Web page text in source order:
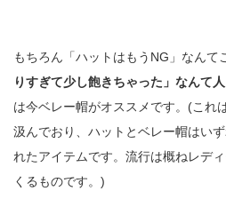
もちろん「ハットはもうNG」なんて
りすぎて少し飽きちゃった」なんて人
は今ベレー帽がオススメです。(これ
汲んでおり、ハットとベレー帽はい
れたアイテムです。流行は概ねレデ
くるものです。)